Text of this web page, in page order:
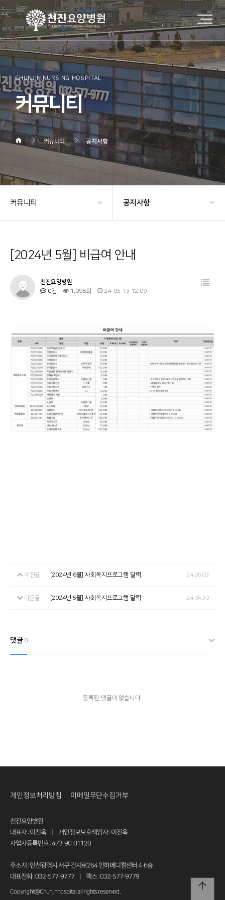
CHUNJIN NURSING HOSPITAL
커뮤니티
커뮤니티 공지사항
커뮤니티
시설 둘러보기
진료과목 안내
이용안내
기타
공지사항
금주의 식단
[2024년 5월] 비급여 안내
천진요양병원
0건
1,098회 24-05-13 12:09
이전글 [2024년 6월] 사회복지프로그램 달력 24.06.03
다음글 [2024년 5월] 사회복지프로그램 달력 24.04.30
댓글0
등록된 댓글이 없습니다.
천진요양병원
대표자 : 이진욱
개인정보보호책임자 : 이진욱
사업자등록번호 : 473-90-01120
주소지 : 인천광역시 서구 건지로264 인하메디컬센터 4-6층
대표전화 : 032-577-9777
팩스 : 032-577-9779
Copyright@Chunjinhospital.all rights reserved.
개인정보처리방침 이메일무단수집거부
arrow_upward